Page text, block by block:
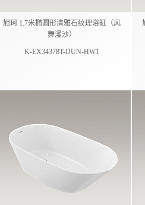
旭珂 1.7米椭圆形清雅石纹理浴缸（风
舞漫沙）
K-EX34378T-DUN-HW1